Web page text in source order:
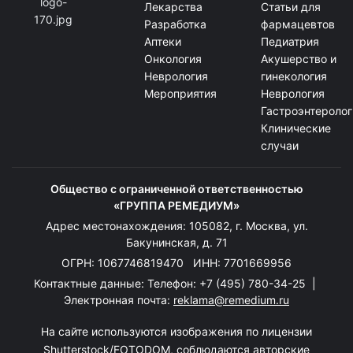
Лекарства
Разработка
Аптеки
Онкология
Неврология
Мероприятия
Статьи для
фармацевтов
Педиатрия
Акушерство и
гинекология
Неврология
Клинические
случаи
Общество с ограниченной ответственностью
«ГРУППА РЕМЕДИУМ»
Адрес местонахождения: 105082, г. Москва, ул.
Бакунинская, д. 71
ОГРН: 1067746819470 ИНН: 7701669956
Контактные данные: Телефон: +7 (495) 780-34-25
Электронная почта: reklama@remedium.ru
На сайте используются изображения по лицензии
Shutterstock/FOTODOM, соблюдаются авторские